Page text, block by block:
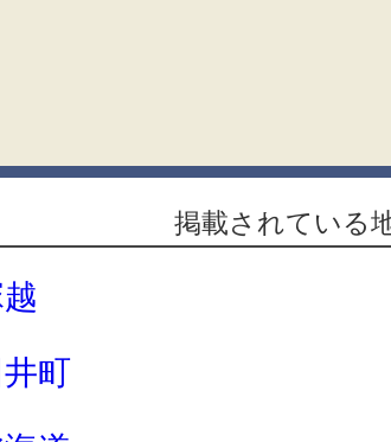
掲載されている
町